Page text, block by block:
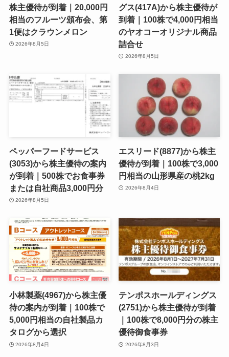
株主優待が到着｜20,000円
相当のフルーツ頒布会、第
1便はクラウンメロン
2026年8月5日
グス(417A)から株主優待が
到着｜100株で4,000円相当
のヤオコーオリジナル商品
詰合せ
2026年8月5日
ペッパーフードサービス
(3053)から株主優待の案内
が到着｜500株でお食事券
または自社商品3,000円分
2026年8月5日
エスリード(8877)から株主
優待が到着｜100株で3,000
円相当の山形県産の桃2kg
2026年8月4日
小林製薬(4967)から株主優
待の案内が到着｜100株で
5,000円相当の自社製品カ
タログから選択
2026年8月4日
テンポスホールディングス
(2751)から株主優待が到着
｜100株で8,000円分の株主
優待御食事券
2026年8月3日